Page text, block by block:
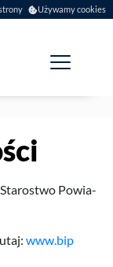
menuUżywamy cookies
Powia­
www​.bip​